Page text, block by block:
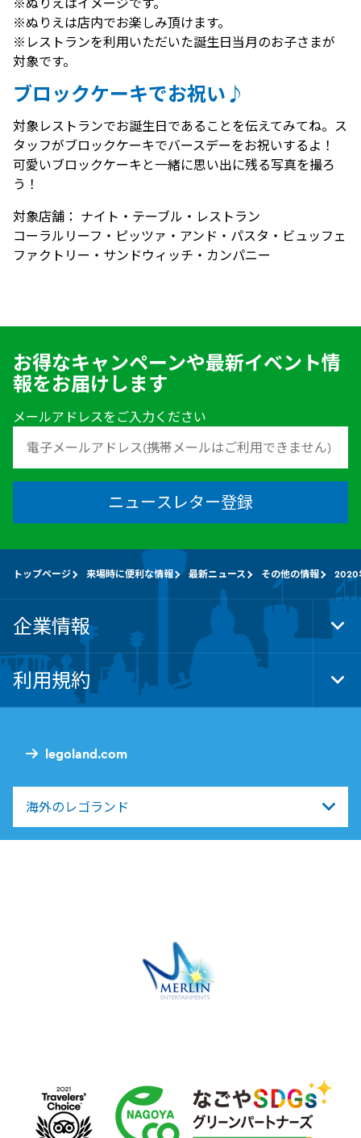
※ぬりえはイメージです。
※ぬりえは店内でお楽しみ頂けます。
※レストランを利用いただいた誕生日当月のお子さまが
対象です。
ブロックケーキでお祝い♪
対象レストランでお誕生日であることを伝えてみてね。ス
タッフがブロックケーキでバースデーをお祝いするよ！
可愛いブロックケーキと一緒に思い出に残る写真を撮ろ
う！
対象店舗： ナイト・テーブル・レストラン
コーラルリーフ・ピッツァ・アンド・パスタ・ビュッフェ
ファクトリー・サンドウィッチ・カンパニー
お得なキャンペーンや最新イベント情
報をお届けします
メールアドレスをご入力ください
ニュースレター登録
legoland.com
海外のレゴランド
トップページ 来場時に便利な情報 最新ニュース その他の情報 2020
企業情報
利用規約